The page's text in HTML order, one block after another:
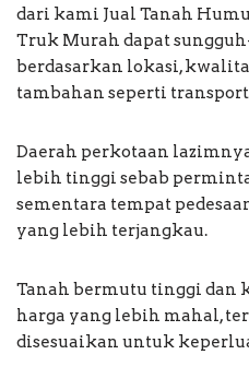
dari kami Jual Tanah
Truk Murah dapat
berdasarkan lokasi,
tambahan seperti
Daerah perkotaan
lebih tinggi sebab
sementara tempat
yang lebih terjangkau.
Tanah bermutu tinggi
harga yang lebih mahal,
disesuaikan untuk